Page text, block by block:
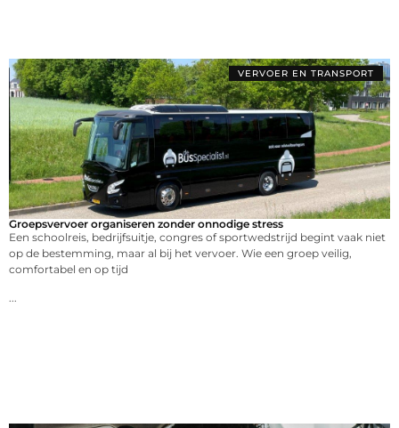
VERVOER EN TRANSPORT
Groepsvervoer organiseren zonder onnodige stress
Een schoolreis, bedrijfsuitje, congres of sportwedstrijd begint vaak niet
op de bestemming, maar al bij het vervoer. Wie een groep veilig,
comfortabel en op tijd
...